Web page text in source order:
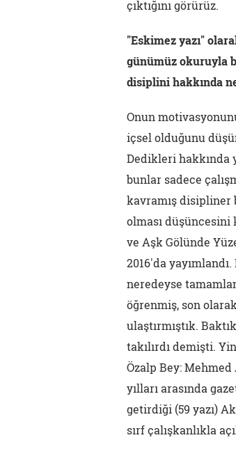
çıktığını görürüz.
"Eskimez yazı"
günümüz okuruyla
disiplini hakkında
Onun
içsel olduğunu
Dedikleri hakkında
bunlar sadece
kavramış disipliner
olması düşüncesini
ve Aşk Gölünde
2016'da
neredeyse
öğrenmiş, son
ulaştırmıştık.
takılırdı demişti.
Özalp Bey: Mehmed
yılları arasında
getirdiği (59 yazı)
sırf çalışkanlıkla